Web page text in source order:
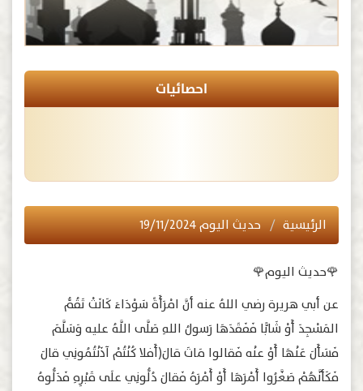
احصائيات
الرئيسية حديث اليوم ١٩/١١/٢٠٢٤
🌹حديث اليوم🌹
عن أبي هريرة رضي اللهُ عنه أنَّ امْرَأَةً سَوْدَاءَ كَانَتْ تَقُمُّ
المَسْجِدَ أَوْ شَابًّا فَفَقَدَهَا رَسولُ اللهِ صَلَّى اللَّهُ عليه وَسَلَّمَ
فَسَأَلَ عَنْهَا أَوْ عنْه فَقالوا مَاتَ قالَ(أَفلا كُنْتُمْ آذَنْتُمُونِي قالَ
فَكَأنَّهُمْ صَغَّرُوا أَمْرَهَا أَوْ أَمْرَهُ فَقالَ دُلُّونِي علَى قَبْرِهِ فَدَلُّوهُ